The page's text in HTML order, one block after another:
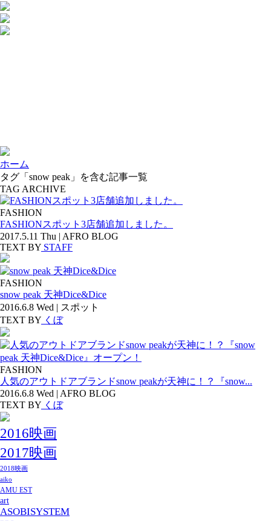
ホーム
タグ「snow peak」を含む記事一覧
TAG ARCHIVE
FASHION
FASHIONスポット3店舗追加しました。
2017.5.11 Thu | AFRO BLOG
TEXT BY STAFF
FASHION
snow peak 天神Dice&Dice
2016.6.8 Wed | スポット
TEXT BY くぼ
FASHION
人気のアウトドアブランドsnow peakが天神に！？『snow...
2016.6.8 Wed | AFRO BLOG
TEXT BY くぼ
2016映画
2017映画
2018映画
aiko
AMU EST
art
ASOBISYSTEM